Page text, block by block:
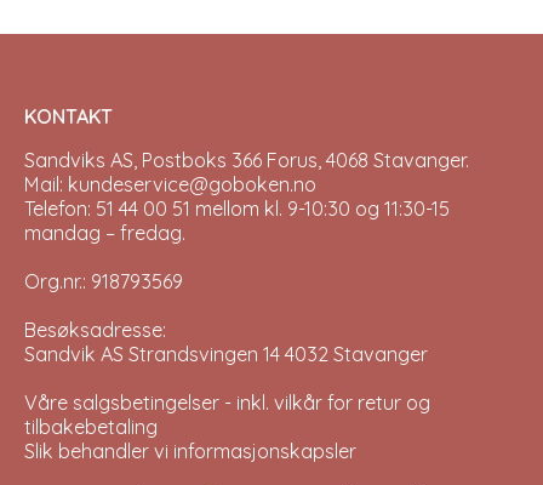
KONTAKT
Sandviks AS, Postboks 366 Forus, 4068 Stavanger.
Mail: kundeservice@goboken.no
Telefon: 51 44 00 51 mellom kl. 9-10:30 og 11:30-15
mandag – fredag.
Org.nr.: 918793569
Besøksadresse:
Sandvik AS Strandsvingen 14 4032 Stavanger
Våre salgsbetingelser - inkl. vilkår for retur og
tilbakebetaling
Slik behandler vi informasjonskapsler